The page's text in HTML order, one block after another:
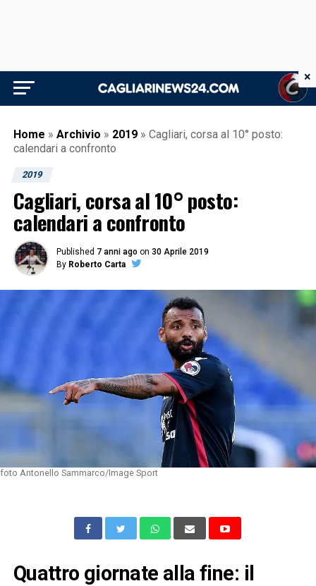
Home » Archivio » 2019 » Cagliari, corsa al 10° posto:
calendari a confronto
2019
Cagliari, corsa al 10° posto:
calendari a confronto
Published 7 anni ago on 30 Aprile 2019
By Roberto Carta
foto Antonello Sammarco/Image Sport
Quattro giornate alla fine: il
×